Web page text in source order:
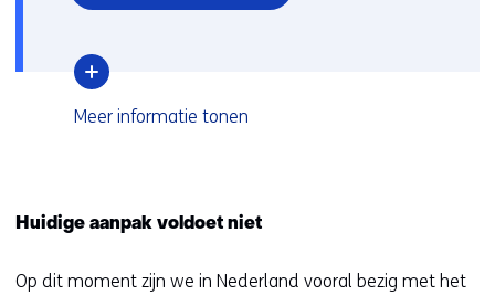
in
Meer informatie over
tonen
Huidige aanpak voldoet niet
Op dit moment zijn we in Nederland vooral bezig met het